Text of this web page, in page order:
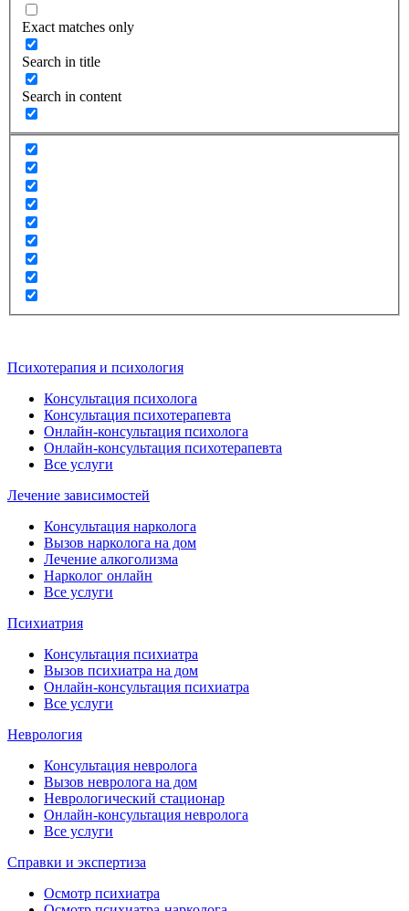
Exact matches only
Search in title
Search in content
Психотерапия и психология
Консультация психолога
Консультация психотерапевта
Онлайн-консультация психолога
Онлайн-консультация психотерапевта
Все услуги
Лечение зависимостей
Консультация нарколога
Вызов нарколога на дом
Лечение алкоголизма
Нарколог онлайн
Все услуги
Психиатрия
Консультация психиатра
Вызов психиатра на дом
Онлайн-консультация психиатра
Все услуги
Неврология
Консультация невролога
Вызов невролога на дом
Неврологический стационар
Онлайн-консультация невролога
Все услуги
Справки и экспертиза
Осмотр психиатра